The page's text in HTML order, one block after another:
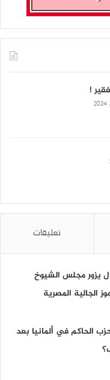
!
تعليقات
يزور مجلس الشيوخ
الجالية المصرية
الحاكم في ألمانيا بعد